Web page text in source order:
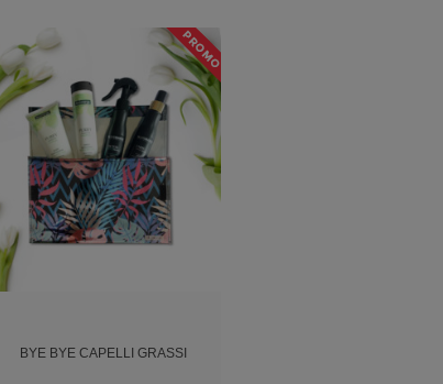
BYE BYE CAPELLI GRASSI